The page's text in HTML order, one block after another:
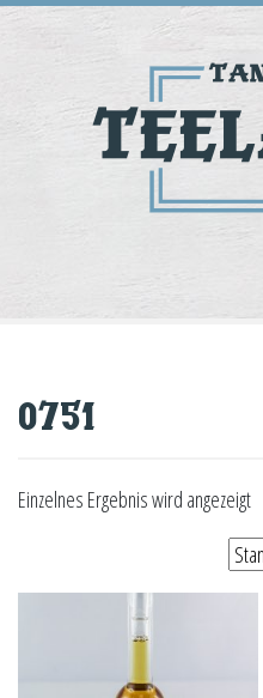
0751
Einzelnes Ergebnis wird angezeigt
Geschäft